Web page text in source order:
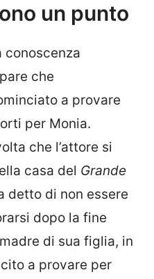
un punto
conoscenza
che
a provare
per Monia.
che l’attore si
casa del Grande
detto di non essere
dopo la fine
di sua figlia, in
a provare per